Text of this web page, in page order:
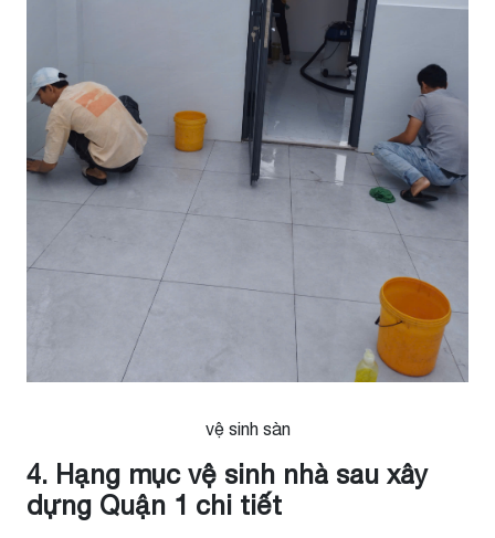
vệ sinh sàn
4. Hạng mục vệ sinh nhà sau xây
dựng Quận 1 chi tiết